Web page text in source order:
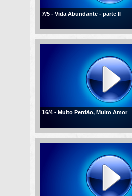
7/5 - Vida Abundante - parte II
16/4 - Muito Perdão, Muito Amor